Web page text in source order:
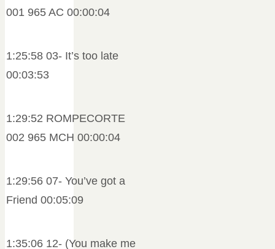
001 965 AC 00:00:04
1:25:58 03- It’s too late
00:03:53
1:29:52 ROMPECORTE
002 965 MCH 00:00:04
1:29:56 07- You’ve got a
Friend 00:05:09
1:35:06 12- (You make me